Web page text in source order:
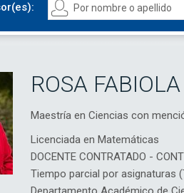
ROSA
Maestría en Ciencias con
Licenciada en Matemáticas
DOCENTE CONTRATADO -
Tiempo parcial por asignaturas